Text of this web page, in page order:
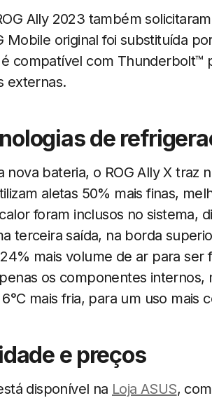
Ally 2023 também
Mobile original foi substituída
compatível com Thunderbolt™
externas.
de
nova bateria, o ROG Ally X traz
aletas 50% mais finas,
foram inclusos no sistema,
terceira saída, na borda
mais volume de ar para ser
os componentes
mais fria, para um uso mais
e preços
disponível na Loja ASUS,